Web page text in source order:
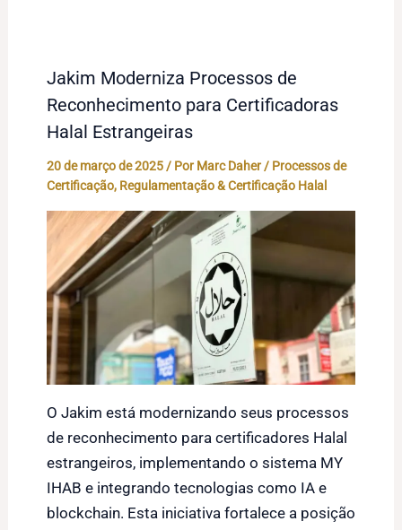
Jakim Moderniza Processos de
Reconhecimento para Certificadoras
Halal Estrangeiras
20 de março de 2025 / Por Marc Daher / Processos de
Certificação, Regulamentação & Certificação Halal
O Jakim está modernizando seus processos
de reconhecimento para certificadores Halal
estrangeiros, implementando o sistema MY
IHAB e integrando tecnologias como IA e
blockchain. Esta iniciativa fortalece a posição